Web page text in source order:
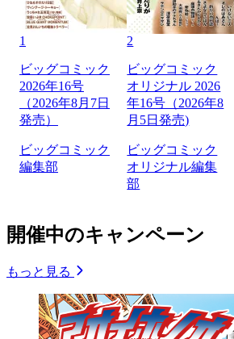
1
ビッグコミック
2026年16号
（2026年8月7日
発売）
ビッグコミック
編集部
2
ビッグコミック
オリジナル 2026
年16号（2026年8
月5日発売)
ビッグコミック
オリジナル編集
部
開催中のキャンペーン
もっと見る